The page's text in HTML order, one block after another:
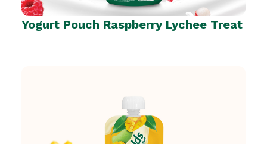
Yogurt Pouch Raspberry Lychee Treat